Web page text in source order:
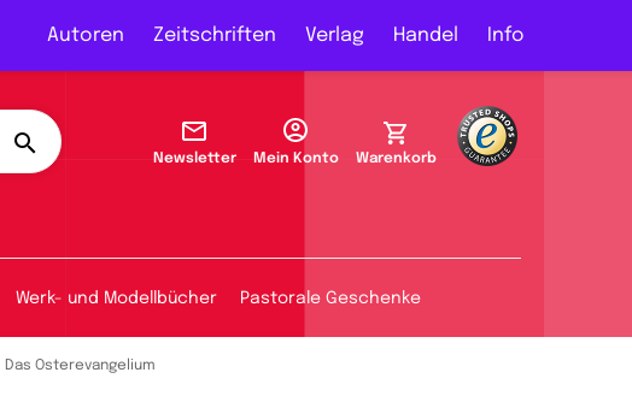
Autoren Zeitschriften Verlag Handel Info
Newsletter Mein Konto Warenkorb
Werk- und Modellbücher Pastorale Geschenke
Das Osterevangelium